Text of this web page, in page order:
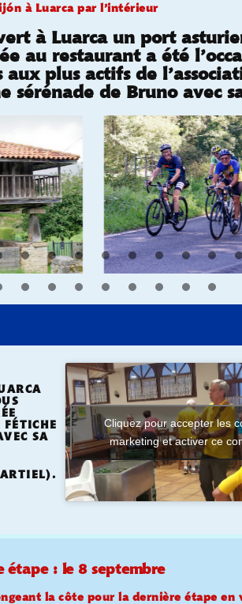
à Luarca par l’intérieur
à Luarca un port
au restaurant a été
aux plus actifs de
sérénade de Bruno avec
SA
Cliquez pour accepter les
marketing et activer ce
étape : le 8 septembre
la côte pour la dernière étape en